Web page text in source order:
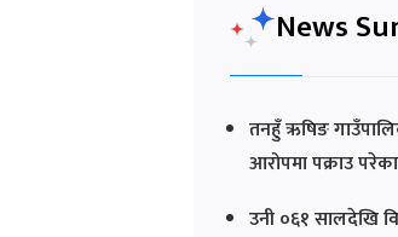
News
तनहुँ ऋषिङ
आरोपमा पक्राउ
उनी ०६१ सालदेखि